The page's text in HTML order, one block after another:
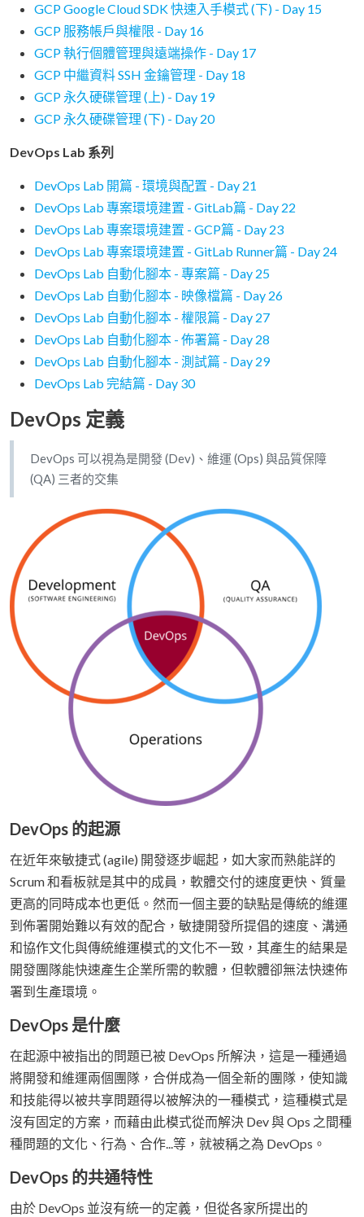
GCP Google Cloud SDK 快速入手模式 (下) - Day 15
GCP 服務帳戶與權限 - Day 16
GCP 執行個體管理與遠端操作 - Day 17
GCP 中繼資料 SSH 金鑰管理 - Day 18
GCP 永久硬碟管理 (上) - Day 19
GCP 永久硬碟管理 (下) - Day 20
DevOps Lab 系列
DevOps Lab 開篇 - 環境與配置 - Day 21
DevOps Lab 專案環境建置 - GitLab篇 - Day 22
DevOps Lab 專案環境建置 - GCP篇 - Day 23
DevOps Lab 專案環境建置 - GitLab Runner篇 - Day 24
DevOps Lab 自動化腳本 - 專案篇 - Day 25
DevOps Lab 自動化腳本 - 映像檔篇 - Day 26
DevOps Lab 自動化腳本 - 權限篇 - Day 27
DevOps Lab 自動化腳本 - 佈署篇 - Day 28
DevOps Lab 自動化腳本 - 測試篇 - Day 29
DevOps Lab 完結篇 - Day 30
DevOps 定義
DevOps 可以視為是開發 (Dev)、維運 (Ops) 與品質保障
(QA) 三者的交集
DevOps 的起源
在近年來敏捷式 (agile) 開發逐步崛起，如大家而熟能詳的
Scrum 和看板就是其中的成員，軟體交付的速度更快、質量
更高的同時成本也更低。然而一個主要的缺點是傳統的維運
到佈署開始難以有效的配合，敏捷開發所提倡的速度、溝通
和協作文化與傳統維運模式的文化不一致，其產生的結果是
開發團隊能快速產生企業所需的軟體，但軟體卻無法快速佈
署到生產環境。
DevOps 是什麼
在起源中被指出的問題已被 DevOps 所解決，這是一種通過
將開發和維運兩個團隊，合併成為一個全新的團隊，使知識
和技能得以被共享問題得以被解決的一種模式，這種模式是
沒有固定的方案，而藉由此模式從而解決 Dev 與 Ops 之間種
種問題的文化、行為、合作...等，就被稱之為 DevOps。
DevOps 的共通特性
由於 DevOps 並沒有統一的定義，但從各家所提出的